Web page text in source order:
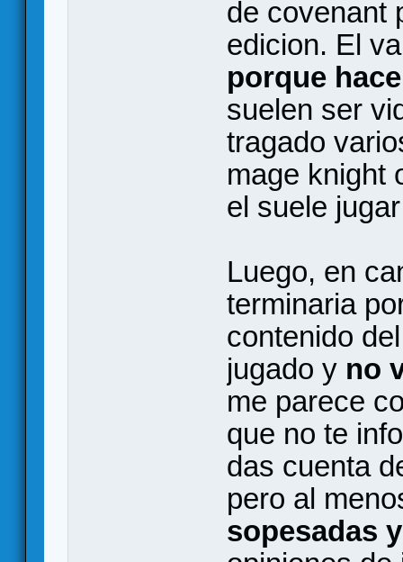
de covenant
edicion. El
porque
suelen ser
tragado
mage knight
el suele
Luego, en
terminaria
contenido
jugado y no
me parece
que no te
das cuenta
pero al
sopesadas